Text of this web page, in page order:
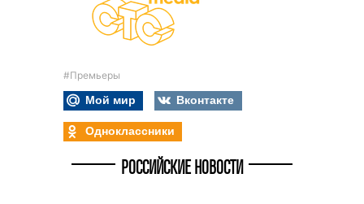
#Премьеры
Мой мир
Вконтакте
Одноклассники
РОССИЙСКИЕ НОВОСТИ